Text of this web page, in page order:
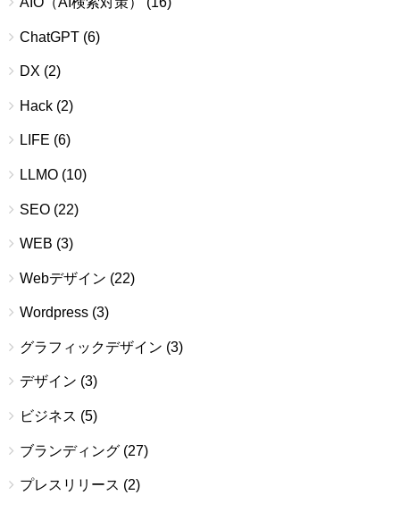
ChatGPT (6)
DX (2)
Hack (2)
LIFE (6)
LLMO (10)
SEO (22)
WEB (3)
Webデザイン (22)
Wordpress (3)
グラフィックデザイン (3)
デザイン (3)
ビジネス (5)
ブランディング (27)
プレスリリース (2)